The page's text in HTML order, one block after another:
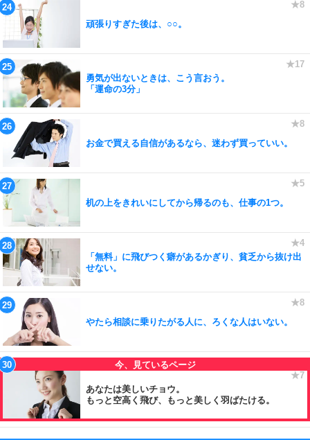
頑張りすぎた後は、○○。
勇気が出ないときは、こう言おう。
「運命の3分」
お金で買える自信があるなら、迷わず買っていい。
机の上をきれいにしてから帰るのも、仕事の1つ。
「無料」に飛びつく癖があるかぎり、貧乏から抜け出
せない。
やたら相談に乗りたがる人に、ろくな人はいない。
あなたは美しいチョウ。
もっと空高く飛び、もっと美しく羽ばたける。